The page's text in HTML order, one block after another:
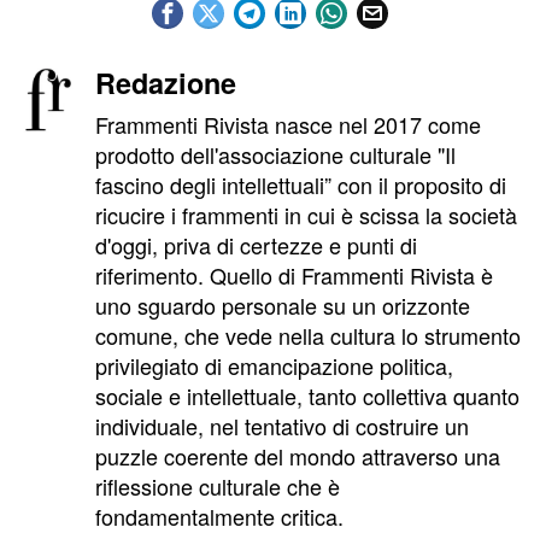
Redazione
Frammenti Rivista nasce nel 2017 come
prodotto dell'associazione culturale "Il
fascino degli intellettuali” con il proposito di
ricucire i frammenti in cui è scissa la società
d'oggi, priva di certezze e punti di
riferimento. Quello di Frammenti Rivista è
uno sguardo personale su un orizzonte
comune, che vede nella cultura lo strumento
privilegiato di emancipazione politica,
sociale e intellettuale, tanto collettiva quanto
individuale, nel tentativo di costruire un
puzzle coerente del mondo attraverso una
riflessione culturale che è
fondamentalmente critica.